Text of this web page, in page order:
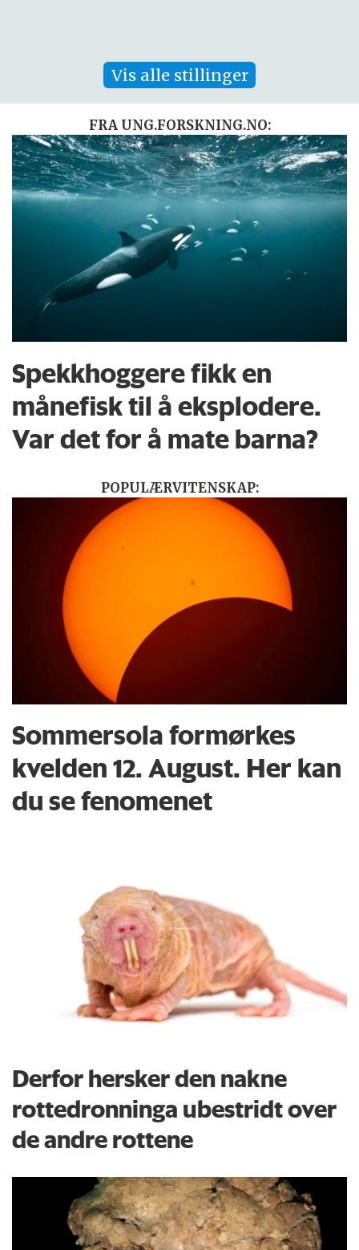
Vis alle stillinger
FRA UNG.FORSKNING.NO:
Spekkhoggere fikk en
månefisk til å eksplodere.
Var det for å mate barna?
POPULÆRVITENSKAP:
Sommersola formørkes
kvelden 12. August. Her kan
du se fenomenet
Derfor hersker den nakne
rottedronninga ubestridt over
de andre rottene